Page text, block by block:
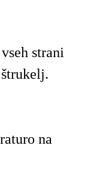
strani
na